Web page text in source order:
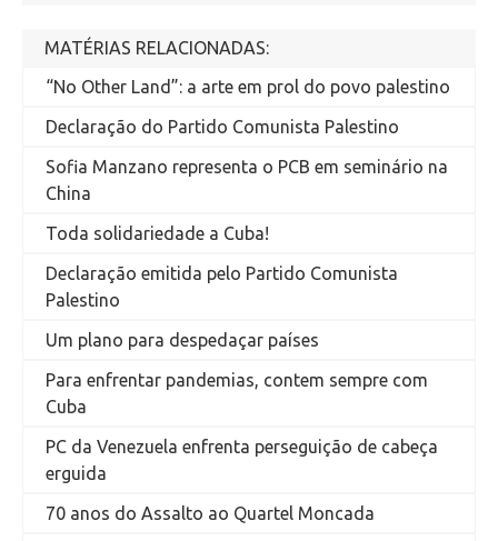
MATÉRIAS RELACIONADAS:
“No Other Land”: a arte em prol do povo palestino
Declaração do Partido Comunista Palestino
Sofia Manzano representa o PCB em seminário na
China
Toda solidariedade a Cuba!
Declaração emitida pelo Partido Comunista
Palestino
Um plano para despedaçar países
Para enfrentar pandemias, contem sempre com
Cuba
PC da Venezuela enfrenta perseguição de cabeça
erguida
70 anos do Assalto ao Quartel Moncada